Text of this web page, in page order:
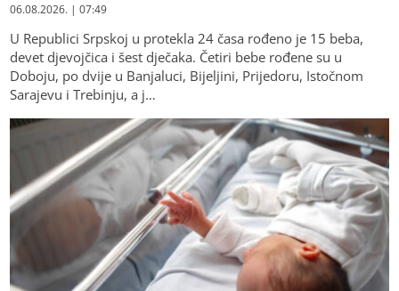
06.08.2026. | 07:49
U Republici Srpskoj u protekla 24 časa rođeno je 15 beba,
devet djevojčica i šest dječaka. Četiri bebe rođene su u
Doboju, po dvije u Banjaluci, Bijeljini, Prijedoru, Istočnom
Sarajevu i Trebinju, a j…